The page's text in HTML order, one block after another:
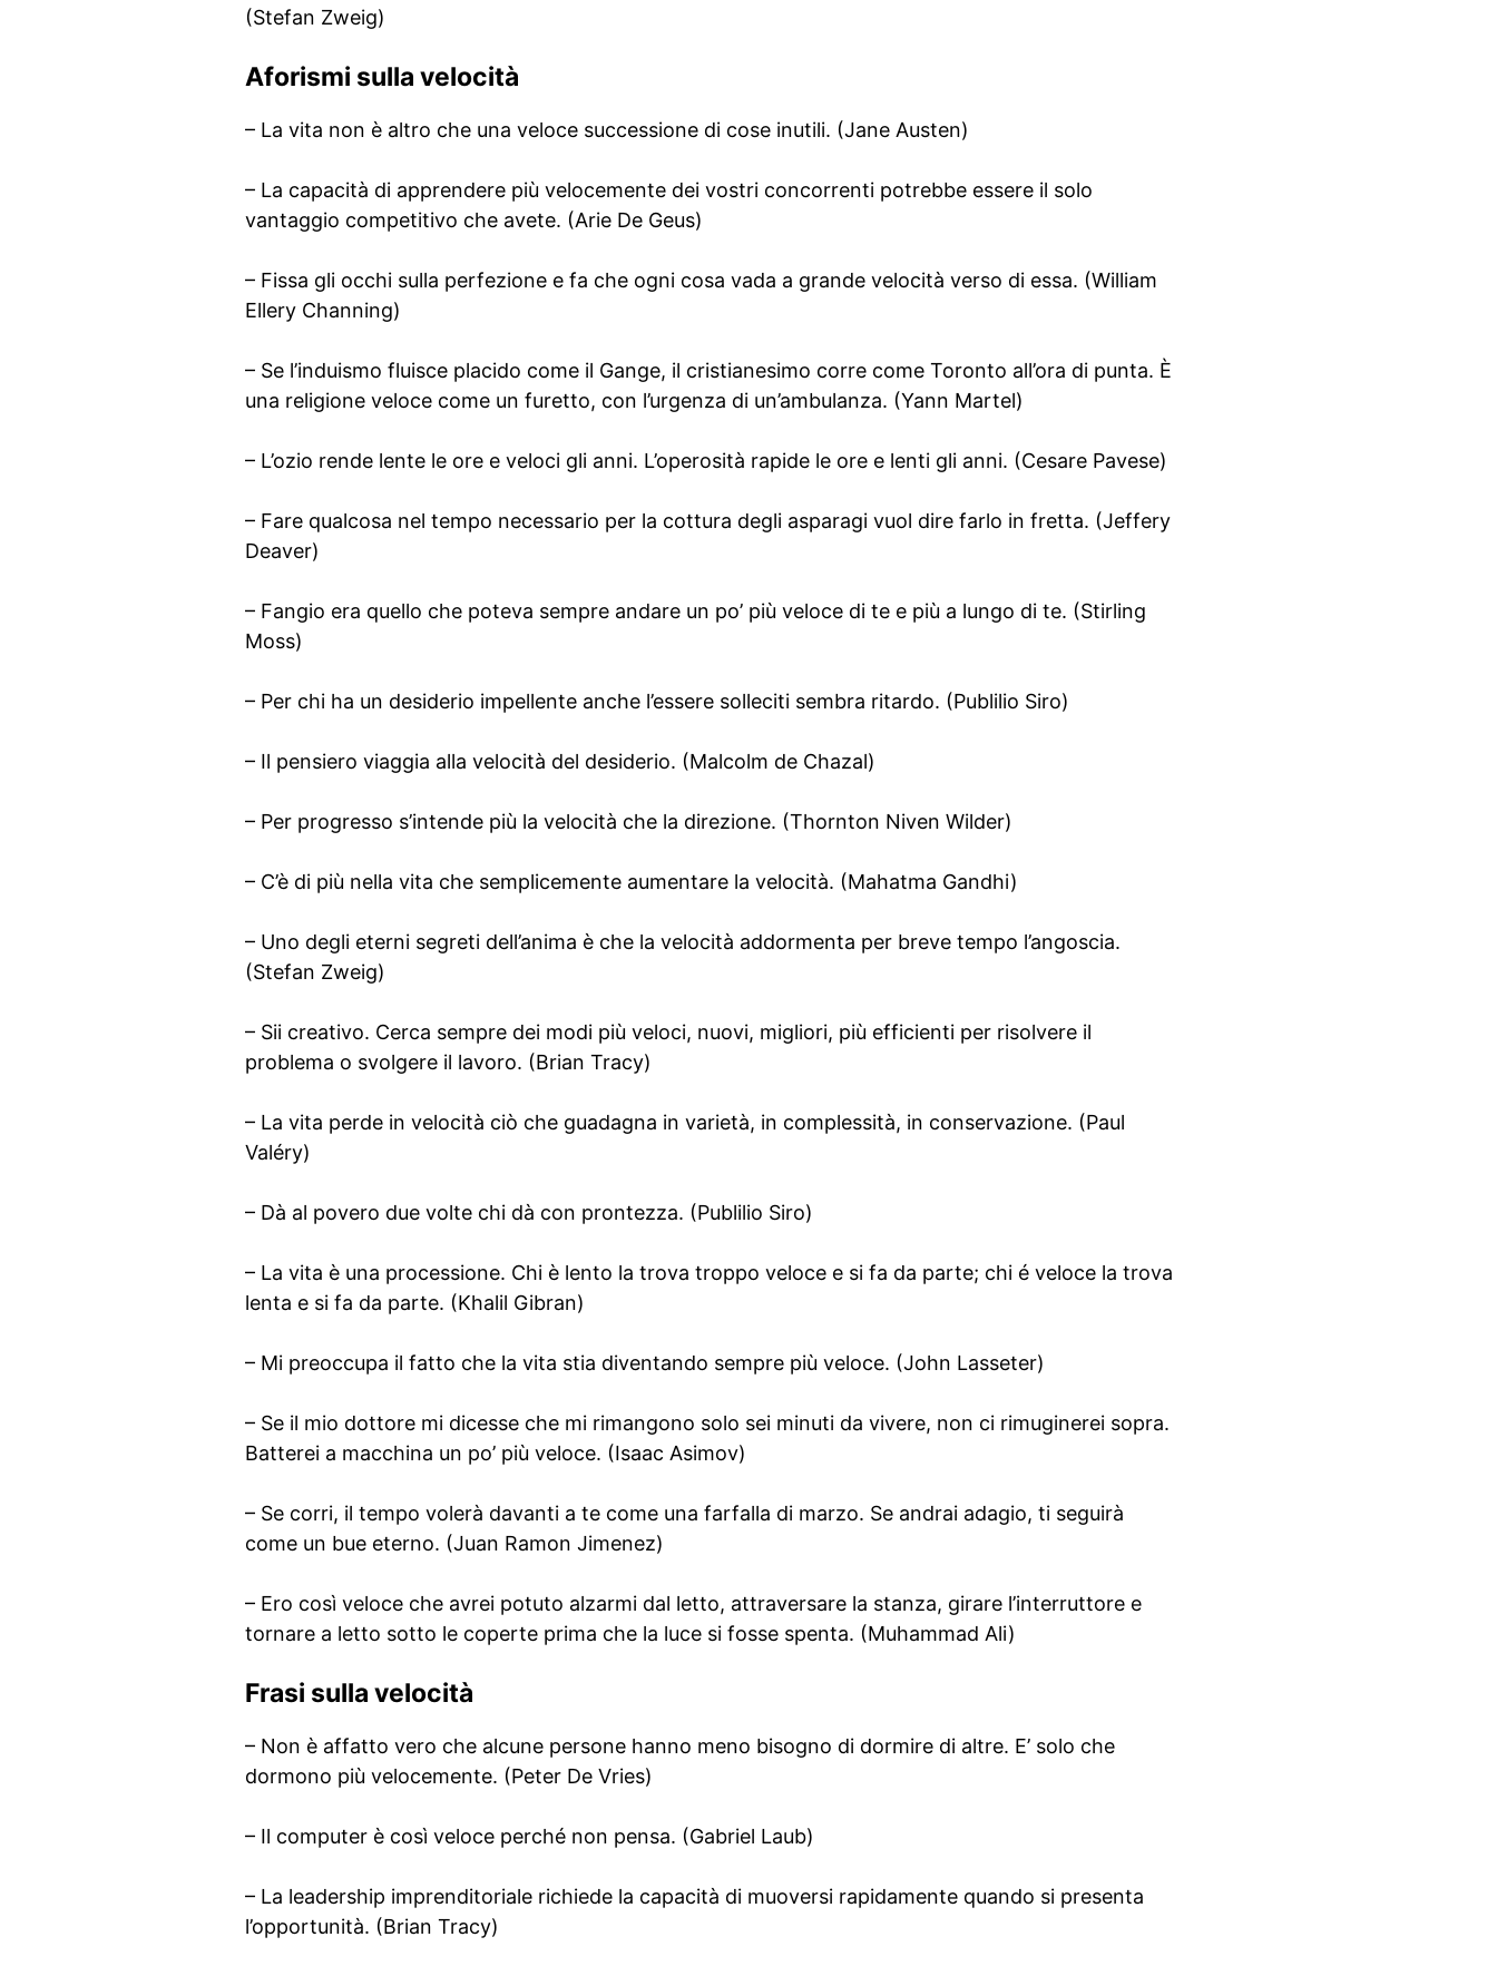
(Stefan Zweig)
Aforismi sulla velocità
– La vita non è altro che una veloce successione di cose inutili. (Jane Austen)
– La capacità di apprendere più velocemente dei vostri concorrenti potrebbe essere il solo
vantaggio competitivo che avete. (Arie De Geus)
– Fissa gli occhi sulla perfezione e fa che ogni cosa vada a grande velocità verso di essa. (William
Ellery Channing)
– Se l’induismo fluisce placido come il Gange, il cristianesimo corre come Toronto all’ora di punta. È
una religione veloce come un furetto, con l’urgenza di un’ambulanza. (Yann Martel)
– L’ozio rende lente le ore e veloci gli anni. L’operosità rapide le ore e lenti gli anni. (Cesare Pavese)
– Fare qualcosa nel tempo necessario per la cottura degli asparagi vuol dire farlo in fretta. (Jeffery
Deaver)
– Fangio era quello che poteva sempre andare un po’ più veloce di te e più a lungo di te. (Stirling
Moss)
– Per chi ha un desiderio impellente anche l’essere solleciti sembra ritardo. (Publilio Siro)
– Il pensiero viaggia alla velocità del desiderio. (Malcolm de Chazal)
– Per progresso s’intende più la velocità che la direzione. (Thornton Niven Wilder)
– C’è di più nella vita che semplicemente aumentare la velocità. (Mahatma Gandhi)
– Uno degli eterni segreti dell’anima è che la velocità addormenta per breve tempo l’angoscia.
(Stefan Zweig)
– Sii creativo. Cerca sempre dei modi più veloci, nuovi, migliori, più efficienti per risolvere il
problema o svolgere il lavoro. (Brian Tracy)
– La vita perde in velocità ciò che guadagna in varietà, in complessità, in conservazione. (Paul
Valéry)
– Dà al povero due volte chi dà con prontezza. (Publilio Siro)
– La vita è una processione. Chi è lento la trova troppo veloce e si fa da parte; chi é veloce la trova
lenta e si fa da parte. (Khalil Gibran)
– Mi preoccupa il fatto che la vita stia diventando sempre più veloce. (John Lasseter)
– Se il mio dottore mi dicesse che mi rimangono solo sei minuti da vivere, non ci rimuginerei sopra.
Batterei a macchina un po’ più veloce. (Isaac Asimov)
– Se corri, il tempo volerà davanti a te come una farfalla di marzo. Se andrai adagio, ti seguirà
come un bue eterno. (Juan Ramon Jimenez)
– Ero così veloce che avrei potuto alzarmi dal letto, attraversare la stanza, girare l’interruttore e
tornare a letto sotto le coperte prima che la luce si fosse spenta. (Muhammad Ali)
Frasi sulla velocità
– Non è affatto vero che alcune persone hanno meno bisogno di dormire di altre. E’ solo che
dormono più velocemente. (Peter De Vries)
– Il computer è così veloce perché non pensa. (Gabriel Laub)
– La leadership imprenditoriale richiede la capacità di muoversi rapidamente quando si presenta
l’opportunità. (Brian Tracy)